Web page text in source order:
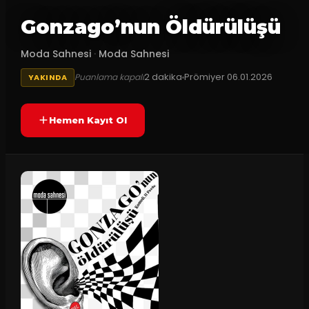
Gonzago’nun Öldürülüşü
Moda Sahnesi · Moda Sahnesi
YAKINDA Puanlama kapalı2 dakikaPrömiyer 06.01.2026
Hemen Kayıt Ol